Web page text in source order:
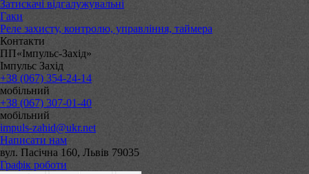
Затискачі відгалужувальні
Гаки
Реле захисту, контролю, управління, таймера
Контакти
ПП«Імпульс-Захід»
Імпульс Захід
+38 (067) 354-24-14
мобільний
+38 (067) 307-01-40
мобільний
impuls-zahid@ukr.net
Написати нам
вул. Пасічна 160, Львів 79035
Графік роботи